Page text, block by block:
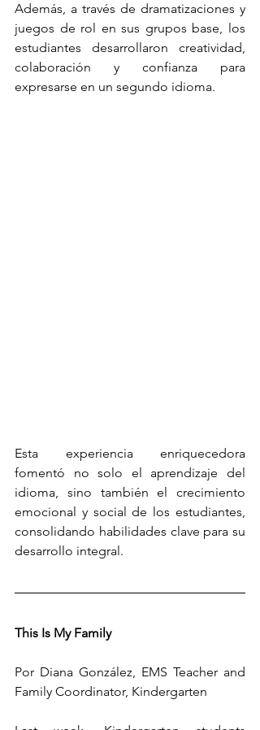
Además, a través de dramatizaciones y
juegos de rol en sus grupos base, los
estudiantes desarrollaron creatividad,
colaboración y confianza para
expresarse en un segundo idioma.
Esta experiencia enriquecedora
fomentó no solo el aprendizaje del
idioma, sino también el crecimiento
emocional y social de los estudiantes,
consolidando habilidades clave para su
desarrollo integral.
This Is My Family
Por Diana González, EMS Teacher and
Family Coordinator, Kindergarten